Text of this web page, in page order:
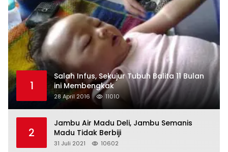
1
Salah Infus, Sekujur Tubuh Balita 11 Bulan
ini Membengkak
28 April 2016 11010
2
Jambu Air Madu Deli, Jambu Semanis
Madu Tidak Berbiji
31 Juli 2021 10602